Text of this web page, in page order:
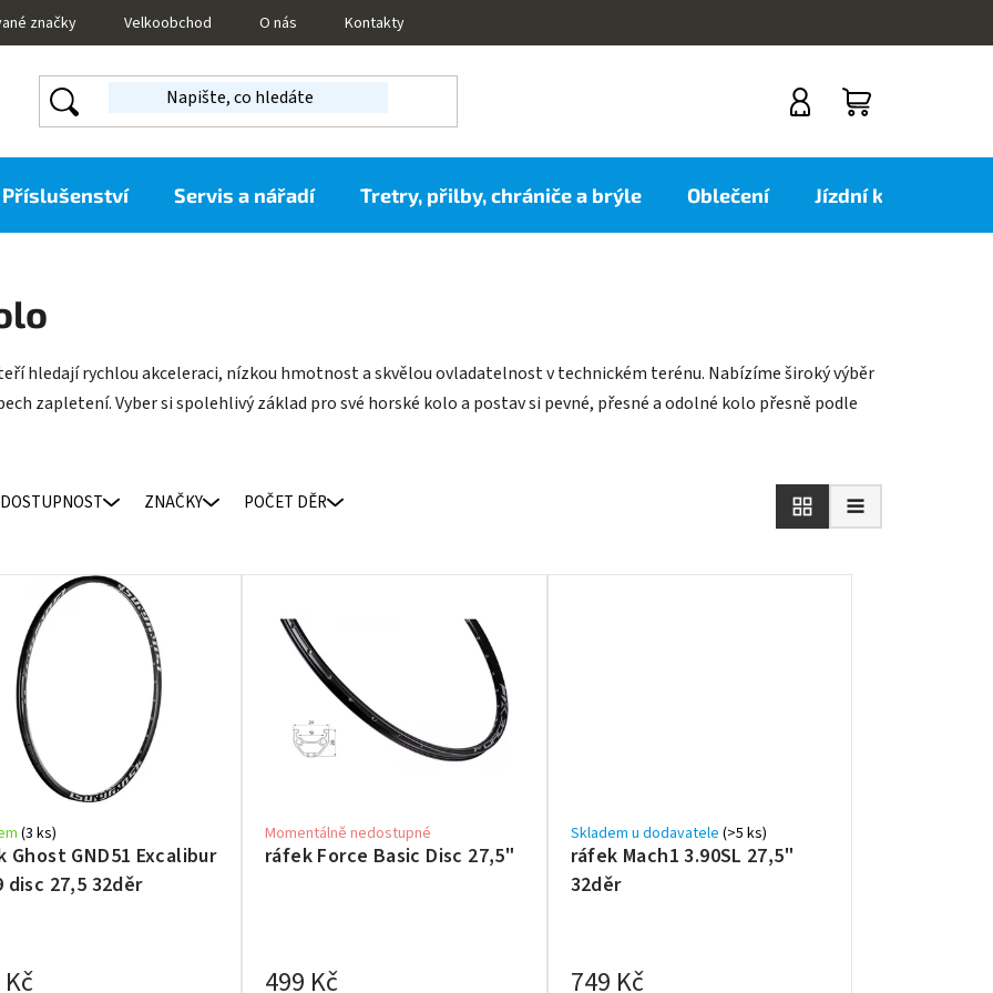
značky Velkoobchod O nás Kontakty
KOŠÍK
Příslušenství Servis a nářadí Tretry, přilby, chrániče a brýle Oblečení Jízdní kola
hledají rychlou akceleraci, nízkou hmotnost a skvělou ovladatelnost v technickém terénu. Nabízíme široký výběr
zapletení. Vyber si spolehlivý základ pro své horské kolo a postav si pevné, přesné a odolné kolo přesně podle
DOSTUPNOST ZNAČKY POČET DĚR
Ghost GND51 Excalibur
disc 27,5 32děr
(3 ks)
ráfek Force Basic Disc 27,5"
Momentálně nedostupné
499 Kč
ráfek Mach1 3.90SL 27,5"
32děr
Skladem u dodavatele (>5 ks)
749 Kč